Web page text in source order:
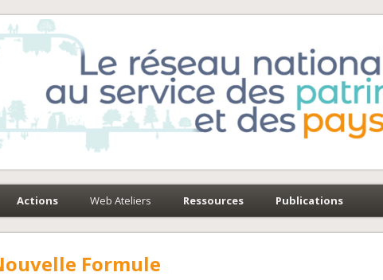
Environnement
Actions Web Ateliers Ressources Publications
Formule